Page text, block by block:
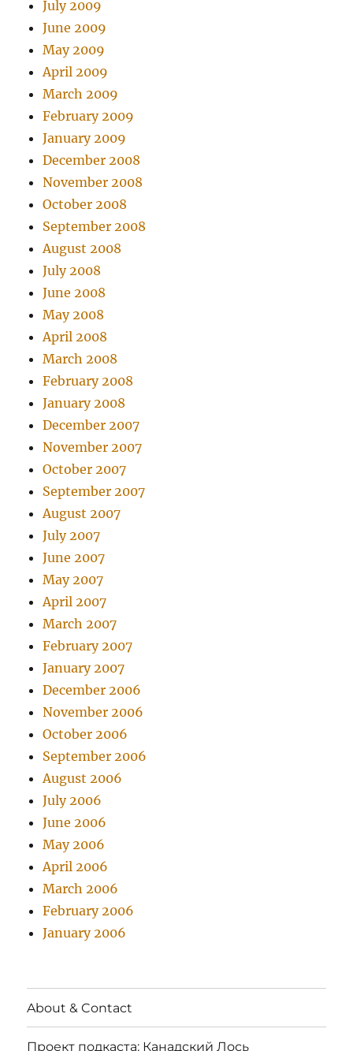
July 2009
June 2009
May 2009
April 2009
March 2009
February 2009
January 2009
December 2008
November 2008
October 2008
September 2008
August 2008
July 2008
June 2008
May 2008
April 2008
March 2008
February 2008
January 2008
December 2007
November 2007
October 2007
September 2007
August 2007
July 2007
June 2007
May 2007
April 2007
March 2007
February 2007
January 2007
December 2006
November 2006
October 2006
September 2006
August 2006
July 2006
June 2006
May 2006
April 2006
March 2006
February 2006
January 2006
About & Contact
Проект подкаста: Канадский Лось